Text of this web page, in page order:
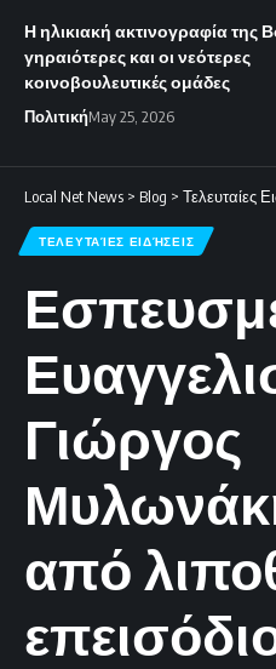
Η ηλικιακή ακτινογραφία της
γηραιότερες και οι νεότερες
κοινοβουλευτικές ομάδες
ΠολιτικήMay 25, 2026
Local Net News > Blog > Τελευταίες
ΤΕΛΕΥΤΑΊΕΣ ΕΙΔΉΣΕΙΣ
Γιώργος
από